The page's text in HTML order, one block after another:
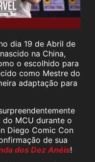
dia 19 de Abril de
na China,
o escolhido para
como Mestre do
adaptação para
MCU durante o
Diego Comic Con
de sua
dos Dez Anéis!